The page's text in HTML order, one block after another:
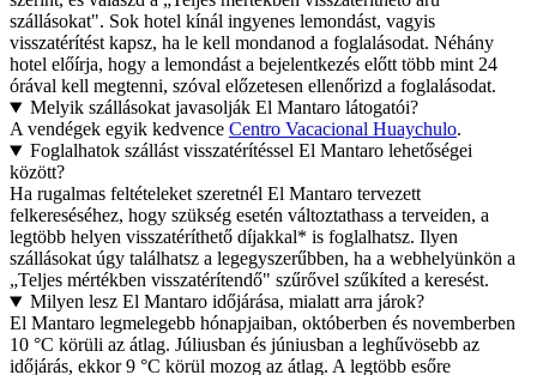
szállásokat". Sok hotel kínál ingyenes lemondást, vagyis
visszatérítést kapsz, ha le kell mondanod a foglalásodat. Néhány
hotel előírja, hogy a lemondást a bejelentkezés előtt több mint 24
órával kell megtenni, szóval előzetesen ellenőrizd a foglalásodat.
Melyik szállásokat javasolják El Mantaro látogatói?
A vendégek egyik kedvence Centro Vacacional Huaychulo.
Foglalhatok szállást visszatérítéssel El Mantaro lehetőségei
között?
Ha rugalmas feltételeket szeretnél El Mantaro tervezett
felkereséséhez, hogy szükség esetén változtathass a terveiden, a
legtöbb helyen visszatéríthető díjakkal* is foglalhatsz. Ilyen
szállásokat úgy találhatsz a legegyszerűbben, ha a webhelyünkön a
„Teljes mértékben visszatérítendő" szűrővel szűkíted a keresést.
Milyen lesz El Mantaro időjárása, mialatt arra járok?
El Mantaro legmelegebb hónapjaiban, októberben és novemberben
10 °C körüli az átlag. Júliusban és júniusban a leghűvösebb az
időjárás, ekkor 9 °C körül mozog az átlag. A legtöbb esőre